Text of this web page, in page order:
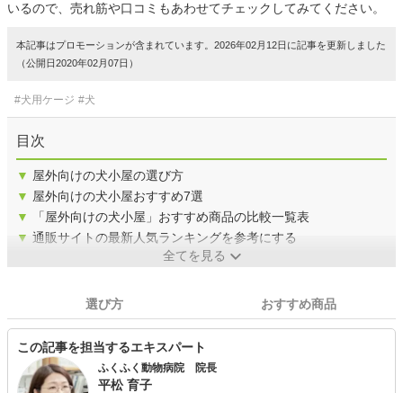
いるので、売れ筋や口コミもあわせてチェックしてみてください。
本記事はプロモーションが含まれています。2026年02月12日に記事を更新しました
（公開日2020年02月07日）
#犬用ケージ #犬
目次
▼ 屋外向けの犬小屋の選び方
▼ 屋外向けの犬小屋おすすめ7選
▼
「屋外向けの犬小屋」おすすめ商品の比較一覧表
▼ 通販サイトの最新人気ランキングを参考にする
全てを見る
選び方 おすすめ商品
この記事を担当するエキスパート
ふくふく動物病院 院長
平松 育子